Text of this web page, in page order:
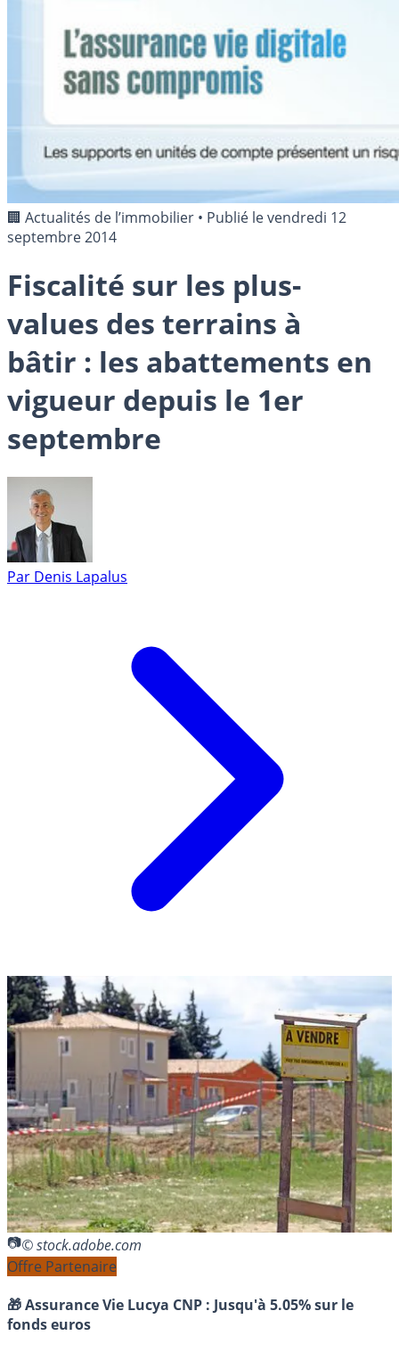
🏢 Actualités de l’immobilier • Publié levendredi 12
septembre 2014
Fiscalité sur les plus-
values des terrains à
bâtir : les abattements en
vigueur depuis le 1er
septembre
Par Denis Lapalus
© stock.adobe.com
Offre Partenaire
🎁 Assurance Vie Lucya CNP : Jusqu'à 5.05% sur le
fonds euros